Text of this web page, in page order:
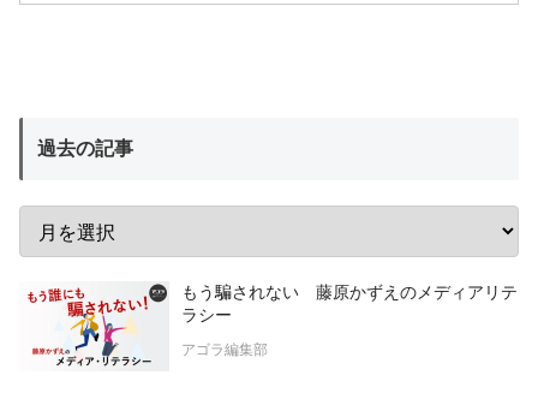
過去の記事
もう騙されない 藤原かずえのメディアリテ
ラシー
アゴラ編集部